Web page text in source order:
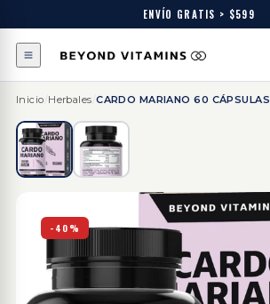
ENVÍO GRATIS > $599
Inicio Herbales /CARDO MARIANO 60 CÁPSULAS
-40%